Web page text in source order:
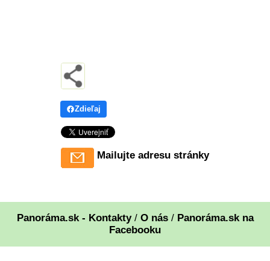
Zdieľaj
Mailujte adresu stránky
Panoráma.sk - Kontakty/ O nás/ Panoráma.sk na
Facebooku